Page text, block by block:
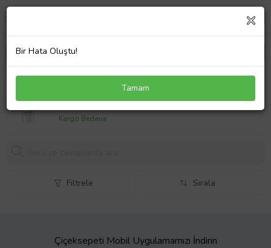
FARMASİ BB KREM ORTA 50 ML 03
550,00 TL
Kargo Bedava
Filtrele Sırala
Çiçeksepeti Mobil Uygulamamızı İndirin
Bir Hata Oluştu!
Tamam